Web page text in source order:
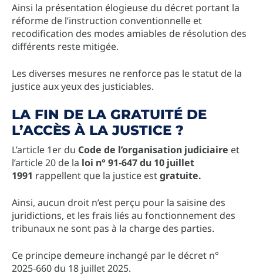
Ainsi la présentation élogieuse du décret portant la
réforme de l’instruction conventionnelle et
recodification des modes amiables de résolution des
différents reste mitigée.
Les diverses mesures ne renforce pas le statut de la
justice aux yeux des justiciables.
LA FIN DE LA GRATUITÉ DE
L’ACCÈS À LA JUSTICE ?
L’article 1er du Code de l’organisation judiciaire et
l’article 20 de la loi n° 91‑647 du 10 juillet
1991 rappellent que la justice estgratuite.
Ainsi, aucun droit n’est perçu pour la saisine des
juridictions, et les frais liés au fonctionnement des
tribunaux ne sont pas à la charge des parties.
Ce principe demeure inchangé par le décret n°
2025‑660 du 18 juillet 2025.